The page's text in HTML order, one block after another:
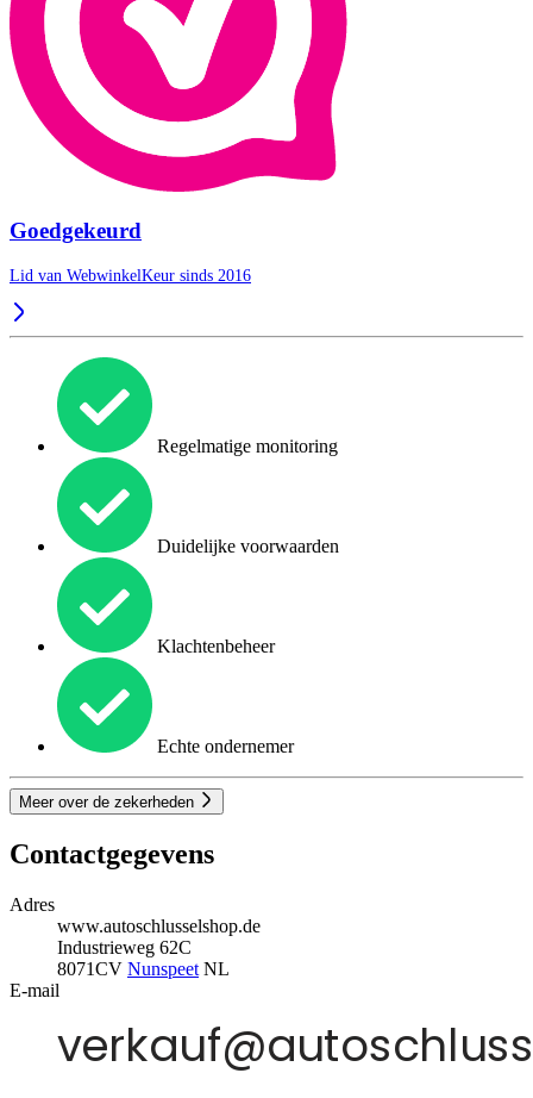
Goedgekeurd
Lid van WebwinkelKeur sinds 2016
Regelmatige monitoring
Duidelijke voorwaarden
Klachtenbeheer
Echte ondernemer
Meer over de zekerheden
Contactgegevens
Adres
www.autoschlusselshop.de
Industrieweg 62C
8071CV Nunspeet NL
E-mail